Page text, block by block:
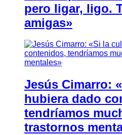
pero ligar, ligo.
amigas»
Jesús Cimarro:
hubiera dado
tendríamos
trastornos